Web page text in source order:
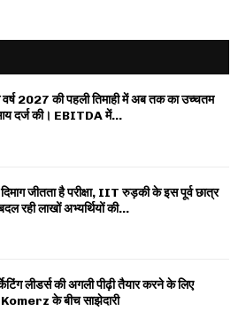
वर्ष 2027 की पहली तिमाही में अब तक का उच्चतम
दर्ज की। EBITDA में...
जीतता है परीक्षा, IIT रुड़की के इस पूर्व छात्र
रही लाखों अभ्यर्थियों की...
लीडर्स की अगली पीढ़ी तैयार करने के लिए
के बीच साझेदारी